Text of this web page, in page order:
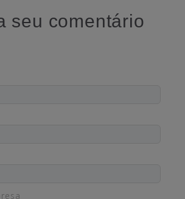
seu comentário